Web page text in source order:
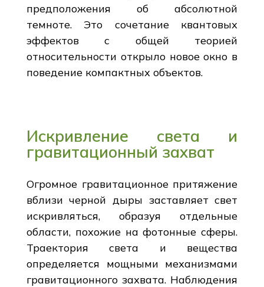
предположения об абсолютной
темноте. Это сочетание квантовых
эффектов с общей теорией
относительности открыло новое окно в
поведение компактных объектов.
Искривление света и
гравитационный захват
Огромное гравитационное притяжение
вблизи черной дыры заставляет свет
искривляться, образуя отдельные
области, похожие на фотонные сферы.
Траектория света и вещества
определяется мощными механизмами
гравитационного захвата. Наблюдения